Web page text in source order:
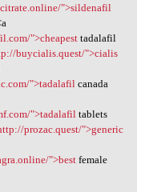
">sildenafil
">cheapesttadalafil
buycialis.quest/">cialis
">tadalafil canada
">tadalafil tablets
prozac.quest/">generic
">bestfemale